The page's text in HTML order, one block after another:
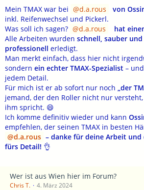
Mein TMAX war bei d.a.rous von
inkl. Reifenwechsel und Pickerl.
Was soll ich sagen?
d.a.rous
hat
Alle Arbeiten wurden schnell, sauber
professionell erledigt.
Man merkt einfach, dass hier nicht
sondern ein echter TMAX-Spezialist –
jedem Detail.
Für mich ist er ab sofort nur noch „der
jemand, der den Roller nicht nur
ihm spricht. 😄
Ich komme definitiv wieder und kann
empfehlen, der seinen TMAX in besten
d.a.rous – danke für deine Arbeit
fürs Detail! 👌
Wer ist aus Wien hier im Forum?
Chris T. 4. März 2024